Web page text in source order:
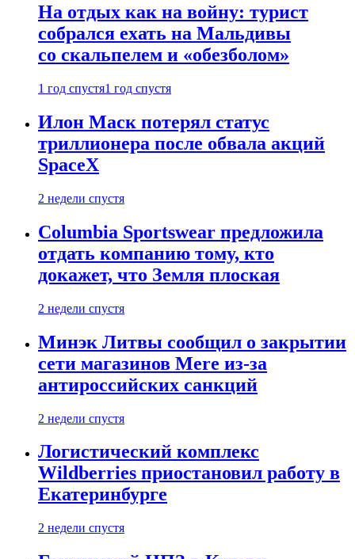
На отдых как на войну: турист
собрался ехать на Мальдивы
со скальпелем и «обезболом»
1 год спустя1 год спустя
Илон Маск потерял статус
триллионера после обвала акций
SpaceX
2 недели спустя
Columbia Sportswear предложила
отдать компанию тому, кто
докажет, что Земля плоская
2 недели спустя
Минэк Литвы сообщил о закрытии
сети магазинов Mere из-за
антироссийских санкций
2 недели спустя
Логистический комплекс
Wildberries приостановил работу в
Екатеринбурге
2 недели спустя